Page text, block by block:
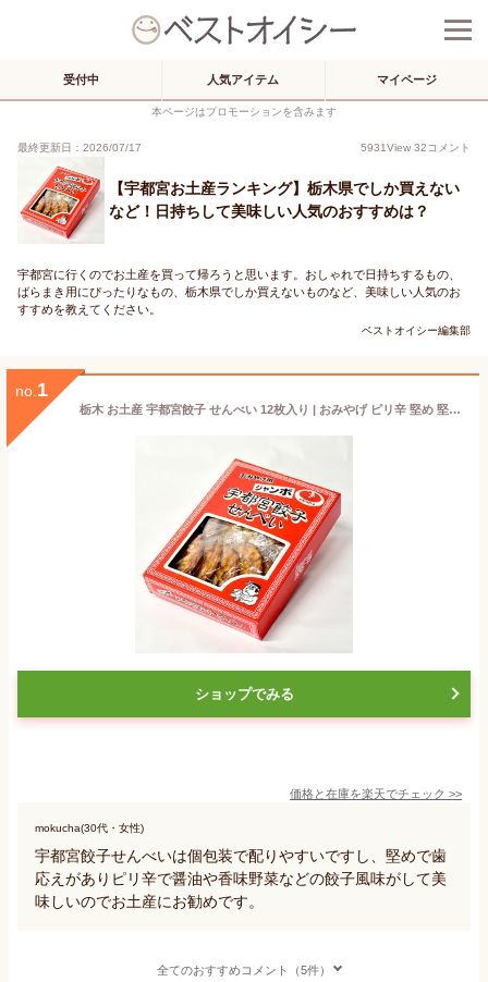
受付中 人気アイテム マイページ
本ページはプロモーションを含みます
最終更新日：2026/07/17 5931View 32コメント
【宇都宮お土産ランキング】栃木県でしか買えない
など！日持ちして美味しい人気のおすすめは？
宇都宮に行くのでお土産を買って帰ろうと思います。おしゃれで日持ちするもの、
ばらまき用にぴったりなもの、栃木県でしか買えないものなど、美味しい人気のお
すすめを教えてください。
ベストオイシー編集部
no. 1
栃木 お土産 宇都宮餃子 せんべい 12枚入り | おみやげ ピリ辛 堅め 堅い 煎餅 イベント 景品 お礼 お返し お土産 帰省土産 手土産 お取り寄せ あす楽
ショップでみる
価格と在庫を楽天でチェック >>
mokucha(30代・女性)
宇都宮餃子せんべいは個包装で配りやすいですし、堅めで歯
応えがありピリ辛で醤油や香味野菜などの餃子風味がして美
味しいのでお土産にお勧めです。
全てのおすすめコメント（5件）